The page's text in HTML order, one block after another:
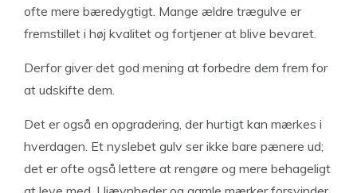
ofte mere bæredygtigt. Mange ældre trægulve er
fremstillet i høj kvalitet og fortjener at blive bevaret.
Derfor giver det god mening at forbedre dem frem for
at udskifte dem.
Det er også en opgradering, der hurtigt kan mærkes i
hverdagen. Et nyslebet gulv ser ikke bare pænere ud;
det er ofte også lettere at rengøre og mere behageligt